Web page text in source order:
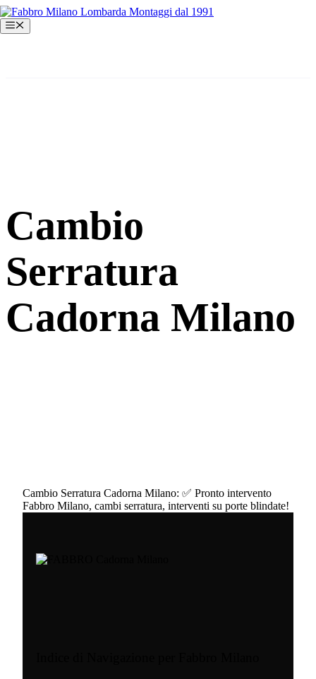
Vai
al
contenuto
Menu
Cambio
Serratura
Cadorna Milano
Cambio Serratura Cadorna Milano: ✅ Pronto intervento
Fabbro Milano, cambi serratura, interventi su porte blindate!